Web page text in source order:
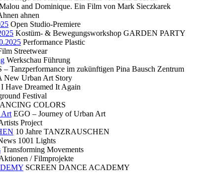
and Dominique. Ein Film von Mark Sieczkarek
ahnen
Open Studio-Premiere
Kostüm- & Bewegungsworkshop GARDEN PARTY
Performance Plastic
Streetwear
Werkschau Führung
Tanzperformance im zukünftigen Pina Bausch Zentrum
New Urban Art Story
I Have Dreamed It Again
Festival
COLORS
Art EGO – Journey of Urban Art
Project
10 Jahre TANZRAUSCHEN
1001 Lights
Transforming Movements
/ Filmprojekte
SCREEN DANCE ACADEMY